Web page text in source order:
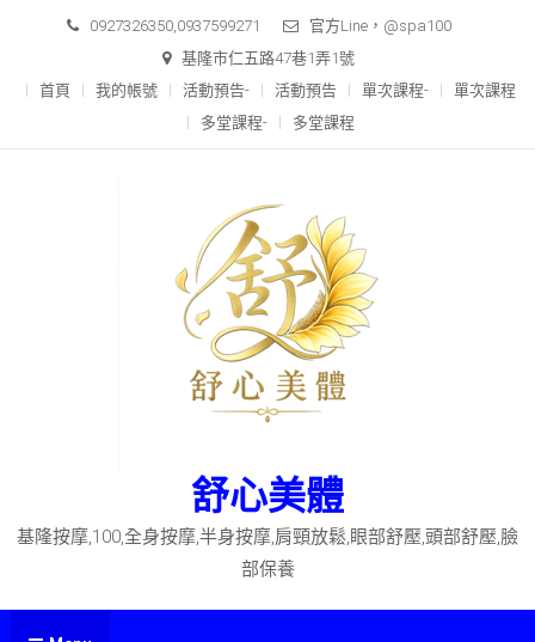
content
0927326350,0937599271
官方Line，@spa100
基隆市仁五路47巷1弄1號
首頁
我的帳號 活動預告- 活動預告 單次課程-
單次課程
多堂課程-
多堂課程
舒心美體
基隆按摩,100,全身按摩,半身按摩,肩頸放鬆,眼部舒壓,頭部舒壓,臉
部保養